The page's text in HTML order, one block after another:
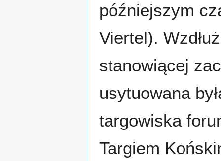
późniejszym
Viertel).
stanowiącej
usytuowana
targowiska
Targiem